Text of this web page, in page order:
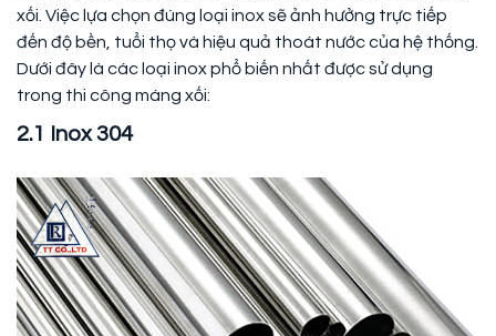
xối. Việc lựa chọn đúng loại inox sẽ ảnh hưởng trực tiếp
đến độ bền, tuổi thọ và hiệu quả thoát nước của hệ thống.
Dưới đây là các loại inox phổ biến nhất được sử dụng
trong thi công máng xối:
2.1 Inox 304